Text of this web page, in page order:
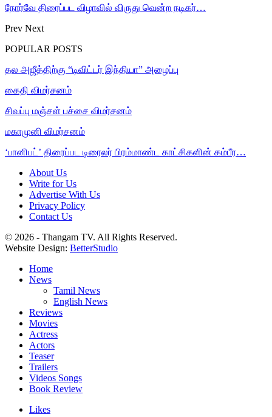
நோர்வே திரைப்பட விழாவில் விருது வென்ற நடிகர்…
Prev Next
POPULAR POSTS
தல அஜீத்திற்கு “டிவிட்டர் இந்தியா” அழைப்பு
கைதி விமர்சனம்
சிவப்பு மஞ்சள் பச்சை விமர்சனம்
மகாமுனி விமர்சனம்
‘பானிபட்’ திரைப்பட டிரைலர் பிரம்மாண்ட காட்சிகளின் கம்பீர…
About Us
Write for Us
Advertise With Us
Privacy Policy
Contact Us
© 2026 - Thangam TV. All Rights Reserved.
Website Design: BetterStudio
Home
News
Tamil News
English News
Reviews
Movies
Actress
Actors
Teaser
Trailers
Videos Songs
Book Review
Likes